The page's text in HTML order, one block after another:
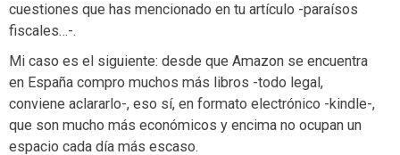
cuestiones que has mencionado en tu artículo -paraísos
fiscales…-.
Mi caso es el siguiente: desde que Amazon se encuentra
en España compro muchos más libros -todo legal,
conviene aclararlo-, eso sí, en formato electrónico -kindle-,
que son mucho más económicos y encima no ocupan un
espacio cada día más escaso.